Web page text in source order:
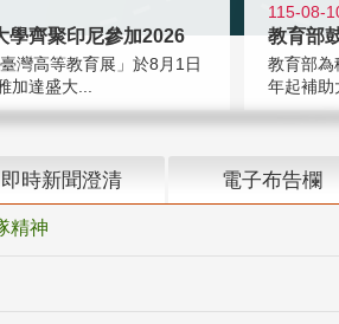
學齊聚印尼參加2026
臺灣高等教育展」於8月1日
加達盛大...
115-08-
教育部為
年起補助
即時新聞澄清 電子布告欄
精神